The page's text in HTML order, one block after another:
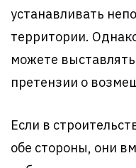
устанавливать
территории.
можете
претензии о
Если в
обе стороны, они